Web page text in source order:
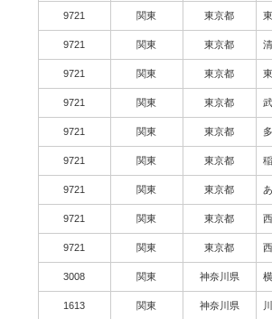
9721 関東 東京都
9721 関東 東京都
9721 関東 東京都
9721 関東 東京都
9721 関東 東京都
9721 関東 東京都
9721 関東 東京都
9721 関東 東京都
9721 関東 東京都
3008 関東 神奈川県
1613 関東 神奈川県